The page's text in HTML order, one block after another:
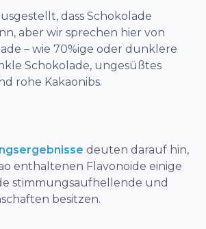
dass Schokolade
aber wir sprechen hier von
– wie 70%ige oder dunklere
Schokolade, ungesüßtes
rohe Kakaonibs.
deuten darauf hin,
enthaltenen Flavonoide einige
stimmungsaufhellende und
besitzen.